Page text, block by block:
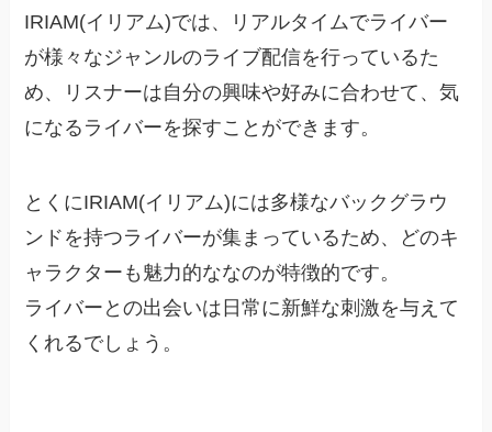
IRIAM(イリアム)では、リアルタイムでライバー
が様々なジャンルのライブ配信を行っているた
め、リスナーは自分の興味や好みに合わせて、気
になるライバーを探すことができます。
とくにIRIAM(イリアム)には多様なバックグラウ
ンドを持つライバーが集まっているため、どのキ
ャラクターも魅力的ななのが特徴的です。
ライバーとの出会いは日常に新鮮な刺激を与えて
くれるでしょう。